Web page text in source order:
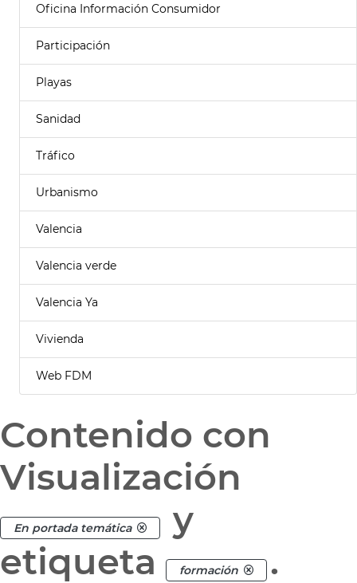
Oficina Información Consumidor
Participación
Playas
Sanidad
Tráfico
Urbanismo
Valencia
Valencia verde
Valencia Ya
Vivienda
Web FDM
Contenido con
Visualización
En portada temática
y
etiqueta
formación .